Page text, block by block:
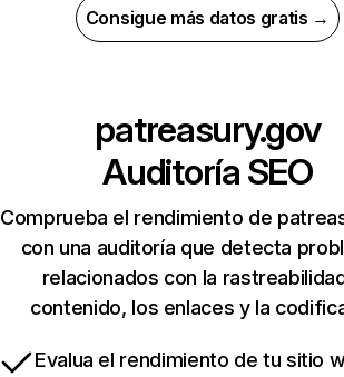
Consigue más datos gratis →
patreasury.gov
Auditoría SEO
Comprueba el rendimiento de
con una auditoría que detecta
relacionados con la
contenido, los enlaces y la
Evalua el rendimiento de tu sitio